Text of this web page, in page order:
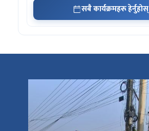
सबै कार्यक्रमहरू हेर्नुहोस्